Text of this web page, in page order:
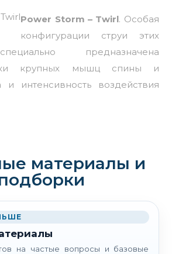
Power Storm – Twirl. Особая
конфигурации струи этих
предназначена
крупных мышц спины и
и интенсивность воздействия
материалы и
на частые вопросы и базовые